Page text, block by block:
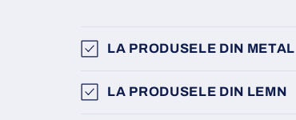
LA PRODUSELE DIN METAL
LA PRODUSELE DIN LEMN